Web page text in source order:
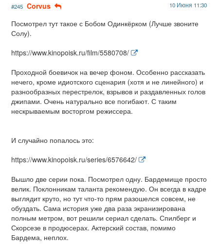
#245 Corvus 10 Июня 11:30
Посмотрел тут такое с Бобом Одинкёрком (Лучше звоните
Солу).
https://www.kinopoisk.ru/film/5580708/
Проходной боевичок на вечер фоном. Особенно рассказать
нечего, кроме идиотского сценария (хотя и не линейного) и
разнообразных перестрелок, взрывов и раздавленных голов
джипами. Очень натурально все погибают. С таким
нескрываемым восторгом режиссера.
И случайно попалось это:
https://www.kinopoisk.ru/series/6576642/
Вышло две серии пока. Посмотрел одну. Бардемище просто
велик. Поклонникам таланта рекомендую. Он всегда в кадре
выглядит круто, но тут что-то прям разошелся совсем, не
обуздать. Сама история уже два раза экранизирована
полным метром, вот решили сериал сделать. Спилберг и
Скорсезе в продюсерах. Актерский состав, помимо
Бардема, неплох.